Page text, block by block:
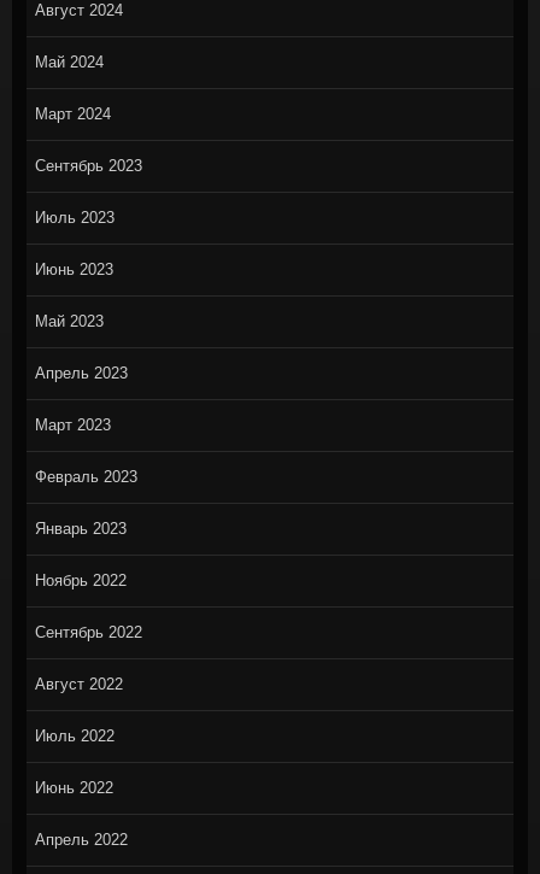
Август 2024
Май 2024
Март 2024
Сентябрь 2023
Июль 2023
Июнь 2023
Май 2023
Апрель 2023
Март 2023
Февраль 2023
Январь 2023
Ноябрь 2022
Сентябрь 2022
Август 2022
Июль 2022
Июнь 2022
Апрель 2022